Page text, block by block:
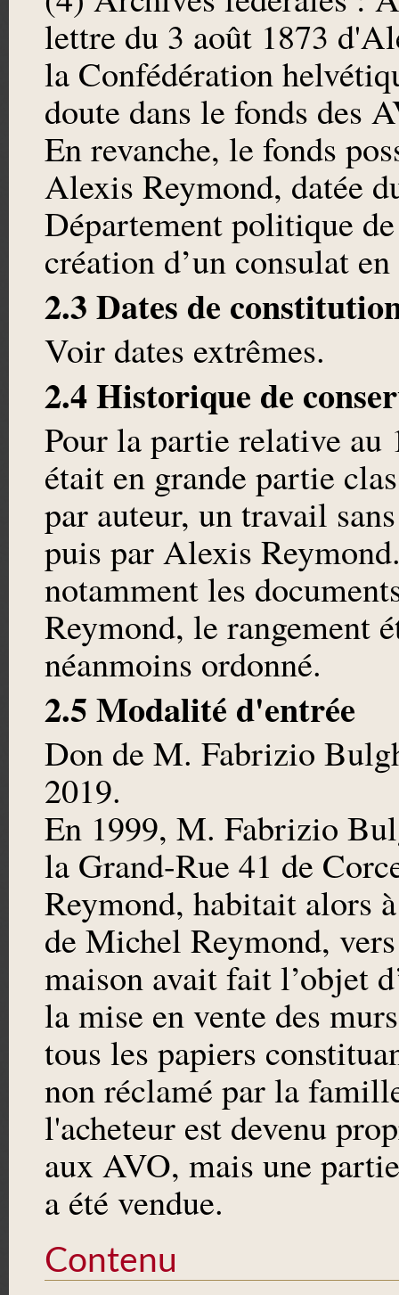
lettre du 3 août 1873
la Confédération
doute dans le fonds des
En revanche, le fonds
Alexis Reymond, datée
Département politique
création d’un consulat en
2.3 Dates de
Voir dates extrêmes.
2.4 Historique de
Pour la partie relative au
était en grande partie
par auteur, un travail
puis par Alexis
notamment les
Reymond, le rangement
néanmoins ordonné.
2.5 Modalité d'entrée
Don de M. Fabrizio
2019.
En 1999, M. Fabrizio
la Grand-Rue 41 de
Reymond, habitait alors
de Michel Reymond,
maison avait fait l’objet
la mise en vente des
tous les papiers
non réclamé par la
l'acheteur est devenu
aux AVO, mais une
a été vendue.
Contenu